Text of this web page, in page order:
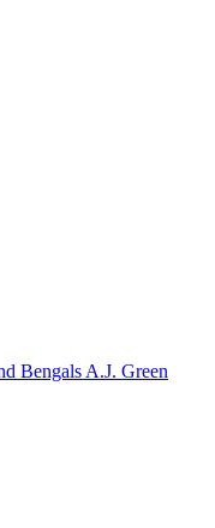
Bengals A.J. Green